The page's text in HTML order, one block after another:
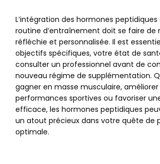
L’intégration des hormones
routine d’entraînement doit se faire de
réfléchie et personnalisée. Il est
objectifs spécifiques, votre état de
consulter un professionnel avant de
nouveau régime de supplémentation.
gagner en masse musculaire, améliorer
performances sportives ou favoriser
efficace, les hormones peptidiques
un atout précieux dans votre quête de
optimale.